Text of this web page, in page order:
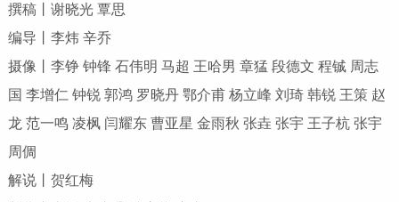
撰稿丨谢晓光 覃思
编导丨李炜 辛乔
摄像丨李铮 钟锋 石伟明 马超 王哈男 章猛 段德文 程铖 周志
国 李增仁 钟锐 郭鸿 罗晓丹 鄂介甫 杨立峰 刘琦 韩锐 王策 赵
龙 范一鸣 凌枫 闫耀东 曹亚星 金雨秋 张垚 张宇 王子杭 张宇
周倜
解说丨贺红梅